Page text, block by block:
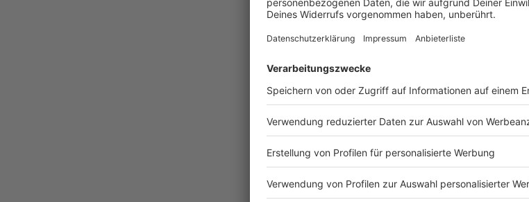
Die Stars auf der Aqua Stage